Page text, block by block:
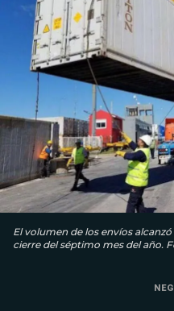
El volumen de los envíos
cierre del séptimo mes del año.